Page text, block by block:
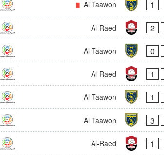
Al Taawon 1
Al-Raed 2
Al Taawon 0
Al-Raed 1
Al Taawon 1
Al Taawon 3
Al-Raed 1